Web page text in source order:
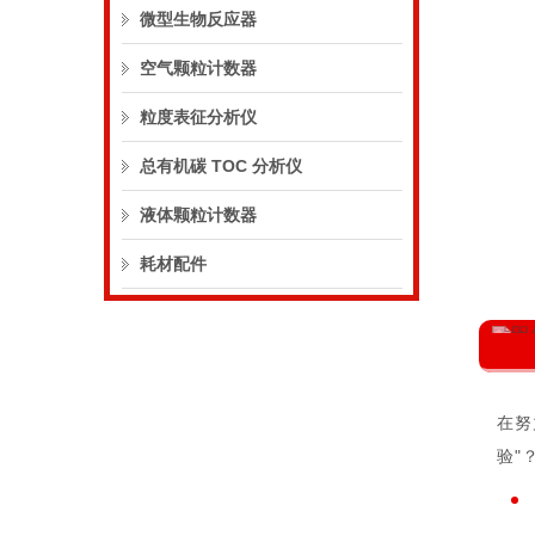
微型生物反应器
空气颗粒计数器
粒度表征分析仪
总有机碳 TOC 分析仪
液体颗粒计数器
耗材配件
在
验"